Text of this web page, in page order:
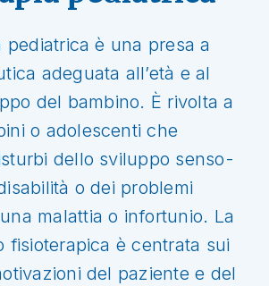
pediatrica è una presa a
adeguata all’età e al
del bambino. È rivolta a
o adolescenti che
dello sviluppo senso-
o dei problemi
malattia o infortunio. La
fisioterapica è centrata sui
del paziente e del